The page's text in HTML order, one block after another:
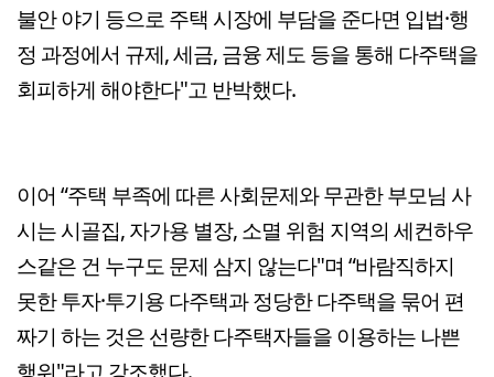
불안 야기 등으로 주택 시장에 부담을 준다면 입법·행
정 과정에서 규제, 세금, 금융 제도 등을 통해 다주택을
회피하게 해야한다"고 반박했다.
이어 “주택 부족에 따른 사회문제와 무관한 부모님 사
시는 시골집, 자가용 별장, 소멸 위험 지역의 세컨하우
스같은 건 누구도 문제 삼지 않는다"며 “바람직하지
못한 투자·투기용 다주택과 정당한 다주택을 묶어 편
짜기 하는 것은 선량한 다주택자들을 이용하는 나쁜